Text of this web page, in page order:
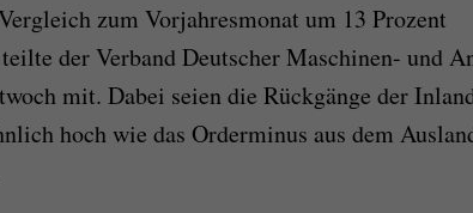
zum Vorjahresmonat um 13 Prozent
der Verband Deutscher Maschinen- und
mit. Dabei seien die Rückgänge der
hoch wie das Orderminus aus dem